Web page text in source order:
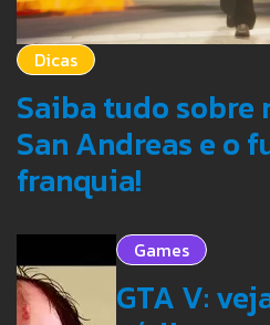
Dicas
Saiba tudo sobre
San Andreas e o
franquia!
Games
GTA V: